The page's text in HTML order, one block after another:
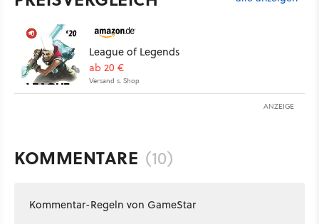
League of Legends
ab 20 €
Versand s. Shop
ANZEIGE
KOMMENTARE (10)
Kommentar-Regeln von GameStar